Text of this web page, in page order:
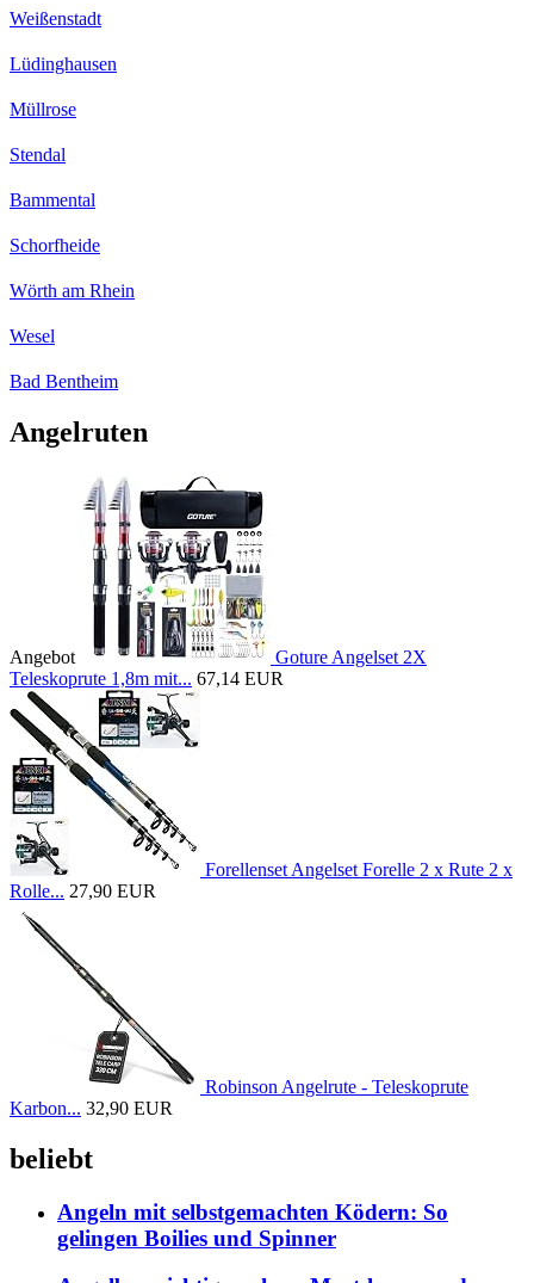
Weißenstadt
Lüdinghausen
Müllrose
Stendal
Bammental
Schorfheide
Wörth am Rhein
Wesel
Bad Bentheim
Angelruten
Angebot
Goture Angelset 2X
Teleskoprute 1,8m mit... 67,14 EUR
Forellenset Angelset Forelle 2 x Rute 2 x
Rolle... 27,90 EUR
Robinson Angelrute - Teleskoprute
Karbon... 32,90 EUR
beliebt
Angeln mit selbstgemachten Ködern: So
gelingen Boilies und Spinner